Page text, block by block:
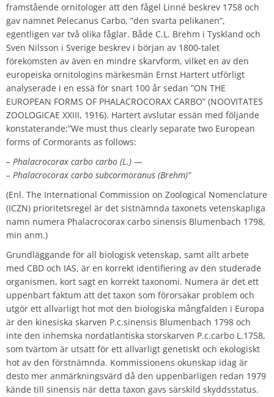
framstående ornitologer att den fågel Linné beskrev 1758 och
gav namnet Pelecanus Carbo, ”den svarta pelikanen”,
egentligen var två olika fåglar. Både C.L. Brehm i Tyskland och
Sven Nilsson i Sverige beskrev i början av 1800-talet
förekomsten av även en mindre skarvform, vilket en av den
europeiska ornitologins märkesmän Ernst Hartert utförligt
analyserade i en essä för snart 100 år sedan ”ON THE
EUROPEAN FORMS OF PHALACROCORAX CARBO” (NOOVITATES
ZOOLOGICAE XXIII, 1916). Hartert avslutar essän med följande
konstaterande;”We must thus clearly separate two European
forms of Cormorants as follows:
– Phalacrocorax carbo carbo (L.) —
– Phalacrocorax carbo subcormoranus (Brehm)”
(Enl. The International Commission on Zoological Nomenclature
(ICZN) prioritetsregel är det sistnämnda taxonets vetenskapliga
namn numera Phalacrocorax carbo sinensis Blumenbach 1798,
min anm.)
Grundläggande för all biologisk vetenskap, samt allt arbete
med CBD och IAS, är en korrekt identifiering av den studerade
organismen, kort sagt en korrekt taxonomi. Numera är det ett
uppenbart faktum att det taxon som förorsakar problem och
utgör ett allvarligt hot mot den biologiska mångfalden i Europa
är den kinesiska skarven P.c.sinensis Blumenbach 1798 och
inte den inhemska nordatlantiska storskarven P.c.carbo L.1758,
som tvärtom är utsatt för ett allvarligt genetiskt och ekologiskt
hot av den förstnämnda. Kommissionens okunskap idag är
desto mer anmärkningsvärd då den uppenbarligen redan 1979
kände till sinensis när detta taxon gavs särskild skyddsstatus.